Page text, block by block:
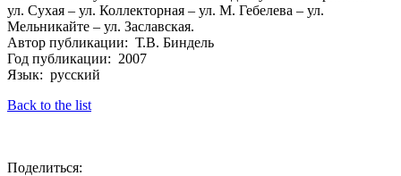
ул. Сухая – ул. Коллекторная – ул. М. Гебелева – ул.
Мельникайте – ул. Заславская.
Автор публикации: Т.В. Биндель
Год публикации: 2007
Язык: русский
Back to the list
Поделиться: